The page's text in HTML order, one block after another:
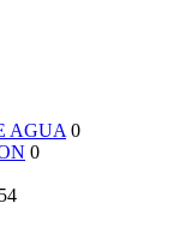
AGUA 0
0
54